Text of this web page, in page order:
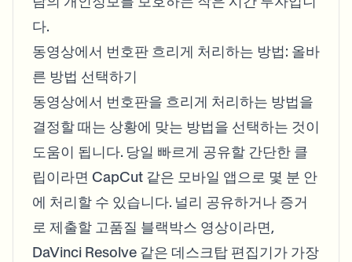
다.
동영상에서 번호판 흐리게 처리하는 방법: 올바
른 방법 선택하기
동영상에서 번호판을 흐리게 처리하는 방법을
결정할 때는 상황에 맞는 방법을 선택하는 것이
도움이 됩니다. 당일 빠르게 공유할 간단한 클
립이라면 CapCut 같은 모바일 앱으로 몇 분 안
에 처리할 수 있습니다. 널리 공유하거나 증거
로 제출할 고품질 블랙박스 영상이라면,
DaVinci Resolve 같은 데스크탑 편집기가 가장